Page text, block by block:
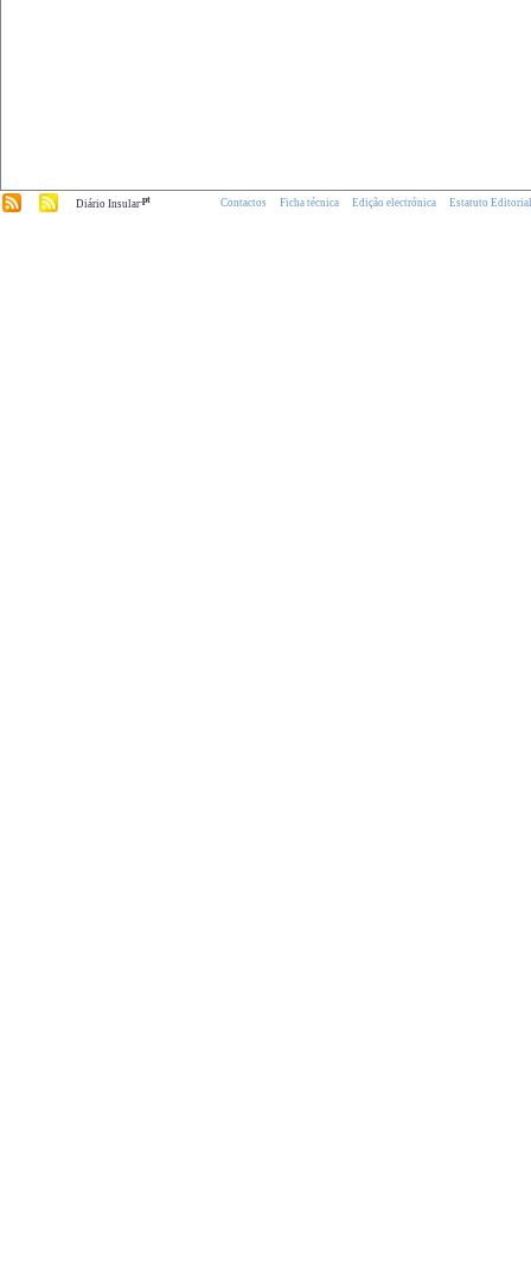
Diário Insular.pt Contactos Ficha técnica Edição electrónica Estatuto Editorial